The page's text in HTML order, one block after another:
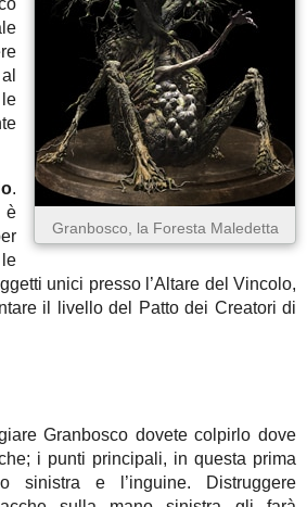
Granbosco, la Foresta Maledetta
.
è
unici presso l’Altare del Vincolo,
il livello del Patto dei Creatori di
Granbosco dovete colpirlo dove
i punti principali, in questa prima
sinistra e l’inguine. Distruggere